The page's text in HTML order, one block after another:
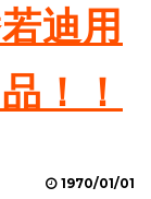
迪用
！！
1970/01/01